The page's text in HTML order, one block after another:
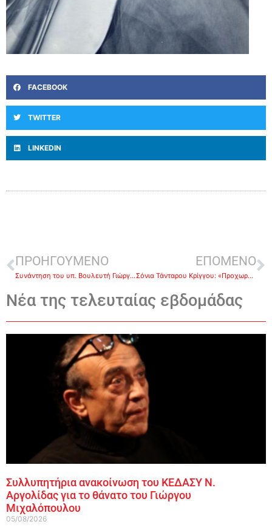
FACEBOOK
TWITTER
LINKEDIN
ΠΡΟΗΓΟΥΜΕΝΟ
Συνάντηση του υπ. Βουλευτή Γιώργου Γαβρήλου με τον Τομεάρχη ΠΡΟ.ΠΟ. του ΣΥΡΙΖΑ ΠΣ, Χρ. Σπίρτζη, και το ΔΣ της Ένωσης Αστυνομικών Αργολίδας
ΕΠΟΜΕΝΟ
Σόνια Τάνταρου Κρίγγου: «Προχωράμε μπροστά πιο ασυμβίβαστα και πιο τολμηρά»
Νέα της τελευταίας εβδομάδας
Συλλυπητήρια ανακοίνωση του ΚΕΔΑΣΥ Ν.
Αργολίδας για το θάνατο του Γιώργου
Μιχαλόπουλου
05/08/2026